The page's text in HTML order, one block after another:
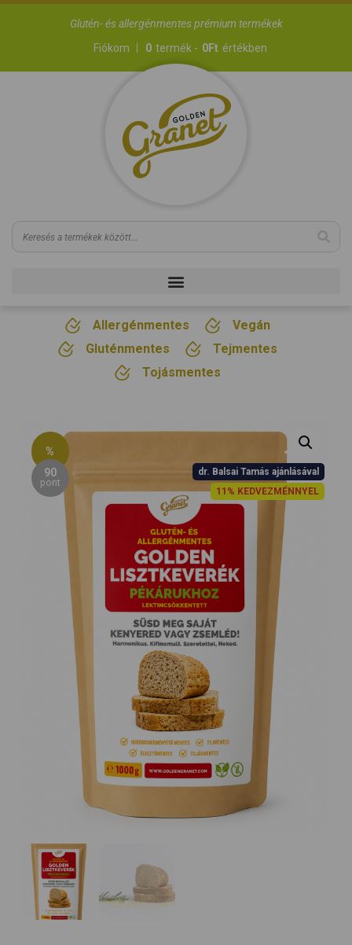
Glutén- és allergénmentes prémium termékek
Fiókom
0 termék - 0Ft értékben
Allergénmentes
Vegán
Gluténmentes
Tejmentes
Tojásmentes
%
90
pont
dr. Balsai Tamás ajánlásával
11% KEDVEZMÉNNYEL